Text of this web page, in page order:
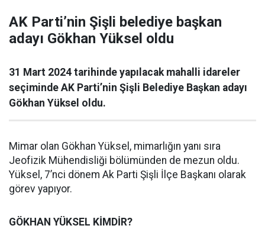
AK Parti’nin Şişli belediye başkan
adayı Gökhan Yüksel oldu
31 Mart 2024 tarihinde yapılacak mahalli idareler
seçiminde AK Parti’nin Şişli Belediye Başkan adayı
Gökhan Yüksel oldu.
Mimar olan Gökhan Yüksel, mimarlığın yanı sıra
Jeofizik Mühendisliği bölümünden de mezun oldu.
Yüksel, 7’nci dönem Ak Parti Şişli İlçe Başkanı olarak
görev yapıyor.
GÖKHAN YÜKSEL KİMDİR?